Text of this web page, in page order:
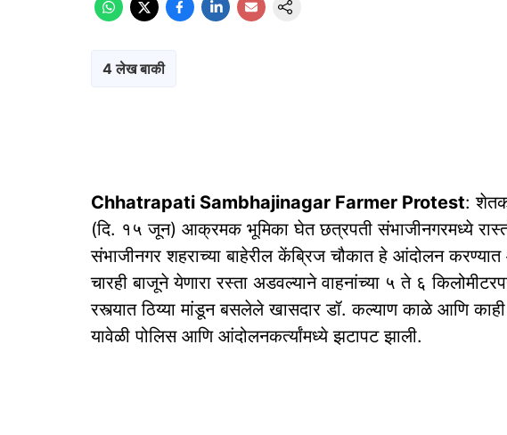
4 लेख बाकी
Chhatrapati Sambhajinagar Farmer Protest:
(दि. १५ जून) आक्रमक भूमिका घेत छत्रपती संभाजीनगरमध्ये
संभाजीनगर शहराच्या बाहेरील केंब्रिज चौकात हे आंदोलन करण्यात
चारही बाजूने येणारा रस्ता अडवल्याने वाहनांच्या ५ ते ६
रस्त्यात ठिय्या मांडून बसलेले खासदार डॉ. कल्याण काळे आणि काही
यावेळी पोलिस आणि आंदोलनकर्त्यांमध्ये झटापट झाली.